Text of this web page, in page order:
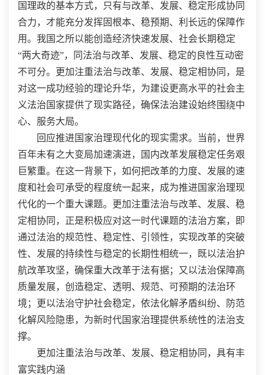
国理政的基本方式，只有与改革、发展、稳定形成协同
合力，才能充分发挥固根本、稳预期、利长远的保障作
用。我国之所以能创造经济快速发展、社会长期稳定
“两大奇迹”，同法治与改革、发展、稳定的良性互动密
不可分。更加注重法治与改革、发展、稳定相协同，是
对这一成功经验的理论升华，为建设更高水平的社会主
义法治国家提供了现实路径，确保法治建设始终围绕中
心、服务大局。
回应推进国家治理现代化的现实需求。当前，世界
百年未有之大变局加速演进，国内改革发展稳定任务艰
巨繁重。在这一背景下，如何把改革的力度、发展的速
度和社会可承受的程度统一起来，成为推进国家治理现
代化的一个重大课题。更加注重法治与改革、发展、稳
定相协同，正是积极应对这一时代课题的法治方案，即
通过法治的规范性、稳定性、引领性，实现改革的突破
性、发展的持续性与稳定的长期性相统一，既以法治护
航改革攻坚，确保重大改革于法有据；又以法治保障高
质量发展，创造稳定、透明、规范、可预期的法治环
境；更以法治守护社会稳定，依法化解矛盾纠纷、防范
化解风险隐患，为新时代国家治理提供系统性的法治支
撑。
更加注重法治与改革、发展、稳定相协同，具有丰
富实践内涵